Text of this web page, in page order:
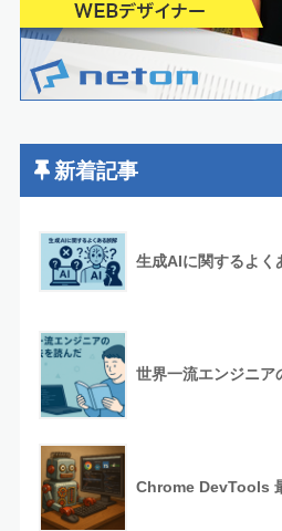
新着記事
生成AIに関するよく
世界一流エンジニア
Chrome DevTools